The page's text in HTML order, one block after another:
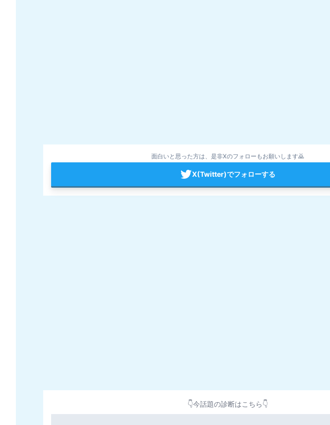
面白いと思った方は、是非Xのフォローもお願いします🙇
X(Twitter)でフォローする
👇今話題の診断はこちら👇